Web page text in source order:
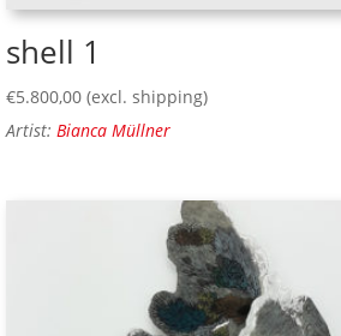
shell 1
€5.800,00 (excl. shipping)
Artist: Bianca Müllner